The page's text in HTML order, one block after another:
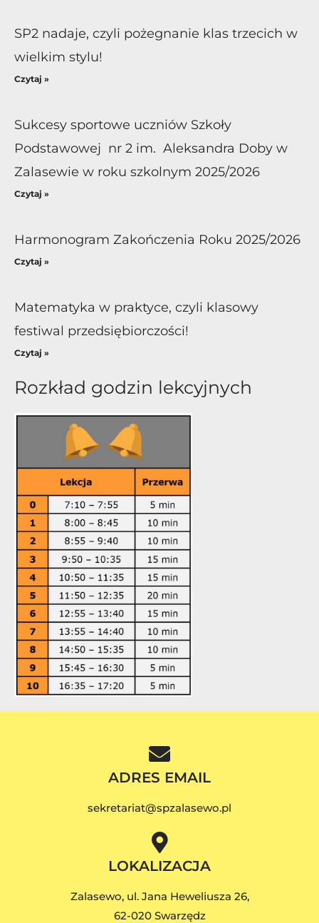
SP2 nadaje, czyli pożegnanie klas trzecich w
wielkim stylu!
Czytaj »
Sukcesy sportowe uczniów Szkoły
Podstawowej nr 2 im. Aleksandra Doby w
Zalasewie w roku szkolnym 2025/2026
Czytaj »
Harmonogram Zakończenia Roku 2025/2026
Czytaj »
Matematyka w praktyce, czyli klasowy
festiwal przedsiębiorczości!
Czytaj »
Rozkład godzin lekcyjnych
ADRES EMAIL
sekretariat@spzalasewo.pl
LOKALIZACJA
Zalasewo, ul. Jana Heweliusza 26,
62-020 Swarzędz